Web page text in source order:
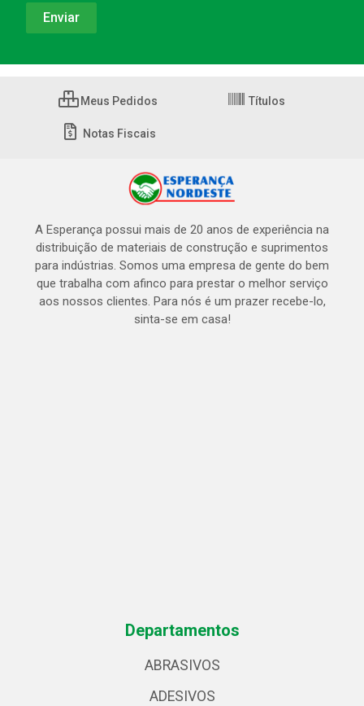
Meus Pedidos Títulos
Notas Fiscais
A Esperança possui mais de 20 anos de experiência na
distribuição de materiais de construção e suprimentos
para indústrias. Somos uma empresa de gente do bem
que trabalha com afinco para prestar o melhor serviço
aos nossos clientes. Para nós é um prazer recebe-lo,
sinta-se em casa!
Departamentos
ABRASIVOS
ADESIVOS